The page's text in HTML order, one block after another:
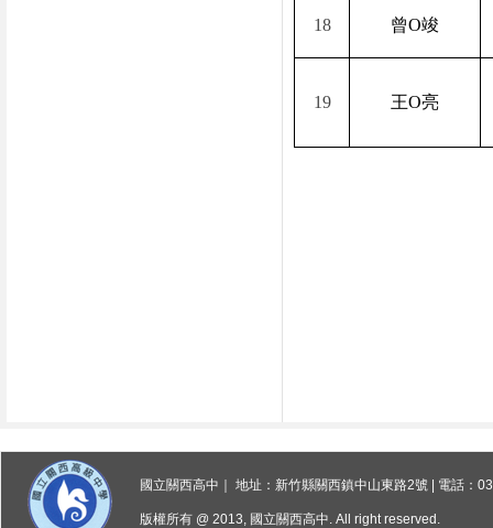
18 曾O竣
19 王O亮
國立關西高中｜ 地址：新竹縣關西鎮中山東路2號 | 電話：
版權所有 @ 2013, 國立關西高中. All right reserved.